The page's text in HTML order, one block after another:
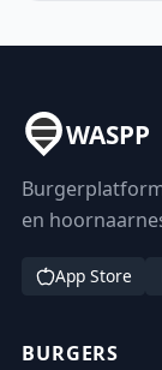
WASPP
en
App Store
BURGERS